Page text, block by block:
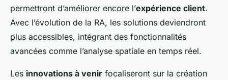
permettront d’améliorer encore l’expérience client.
Avec l’évolution de la RA, les solutions deviendront
plus accessibles, intégrant des fonctionnalités
avancées comme l’analyse spatiale en temps réel.
Les innovations à venir focaliseront sur la création